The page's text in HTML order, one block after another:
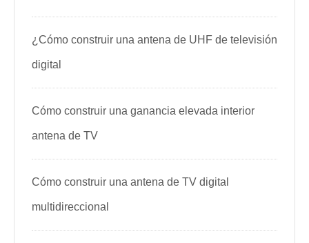
¿Cómo construir una antena de UHF de televisión
digital
Cómo construir una ganancia elevada interior
antena de TV
Cómo construir una antena de TV digital
multidireccional